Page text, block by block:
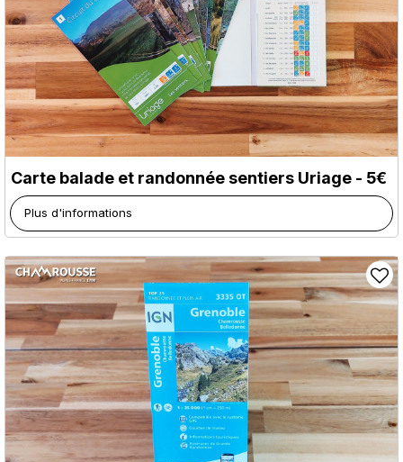
Carte balade et randonnée sentiers Uriage - 5€
Plus d'informations